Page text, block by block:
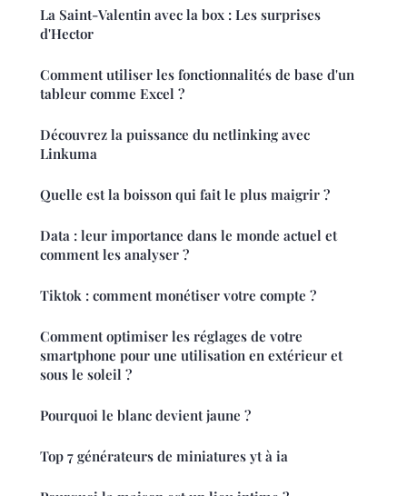
La Saint-Valentin avec la box : Les surprises
d'Hector
Comment utiliser les fonctionnalités de base d'un
tableur comme Excel ?
Découvrez la puissance du netlinking avec
Linkuma
Quelle est la boisson qui fait le plus maigrir ?
Data : leur importance dans le monde actuel et
comment les analyser ?
Tiktok : comment monétiser votre compte ?
Comment optimiser les réglages de votre
smartphone pour une utilisation en extérieur et
sous le soleil ?
Pourquoi le blanc devient jaune ?
Top 7 générateurs de miniatures yt à ia